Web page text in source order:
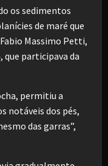
os sedimentos
de maré que
Massimo Petti,
que participava da
permitiu a
notáveis ​​dos pés,
das garras”,